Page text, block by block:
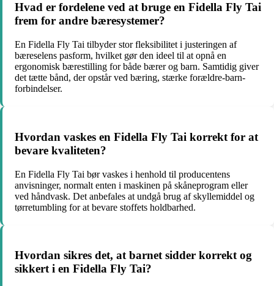
Hvad er fordelene ved at bruge en Fidella Fly Tai
frem for andre bæresystemer?
En Fidella Fly Tai tilbyder stor fleksibilitet i justeringen af
bæreselens pasform, hvilket gør den ideel til at opnå en
ergonomisk bærestilling for både bærer og barn. Samtidig giver
det tætte bånd, der opstår ved bæring, stærke forældre-barn-
forbindelser.
Hvordan vaskes en Fidella Fly Tai korrekt for at
bevare kvaliteten?
En Fidella Fly Tai bør vaskes i henhold til producentens
anvisninger, normalt enten i maskinen på skåneprogram eller
ved håndvask. Det anbefales at undgå brug af skyllemiddel og
tørretumbling for at bevare stoffets holdbarhed.
Hvordan sikres det, at barnet sidder korrekt og
sikkert i en Fidella Fly Tai?